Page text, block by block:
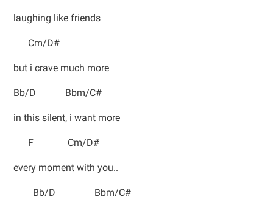
laughing like friends
Cm/D#
but i crave much more
Bb/D Bbm/C#
in this silent, i want more
F Cm/D#
every moment with you..
Bb/D Bbm/C#